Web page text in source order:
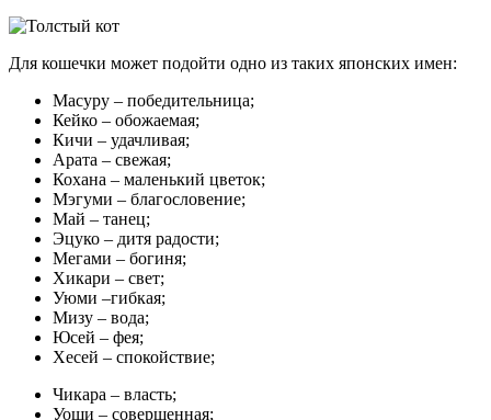
Для кошечки может подойти одно из таких японских имен:
Масуру – победительница;
Кейко – обожаемая;
Кичи – удачливая;
Арата – свежая;
Кохана – маленький цветок;
Мэгуми – благословение;
Май – танец;
Эцуко – дитя радости;
Мегами – богиня;
Хикари – свет;
Уюми –гибкая;
Мизу – вода;
Юсей – фея;
Хесей – спокойствие;
Чикара – власть;
Уоши – совершенная;